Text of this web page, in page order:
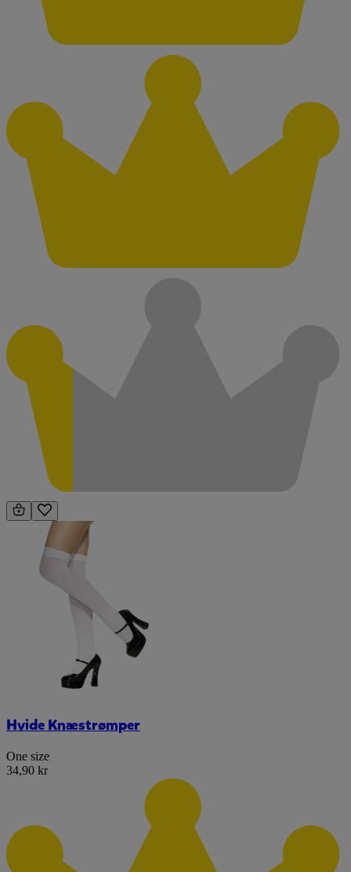
Hvide Knæstrømper
One size
34,90 kr